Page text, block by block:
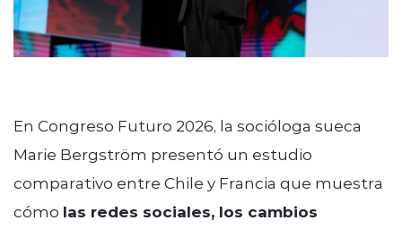
En Congreso Futuro 2026, la socióloga sueca
Marie Bergström presentó un estudio
comparativo entre Chile y Francia que muestra
cómo las redes sociales, los cambios